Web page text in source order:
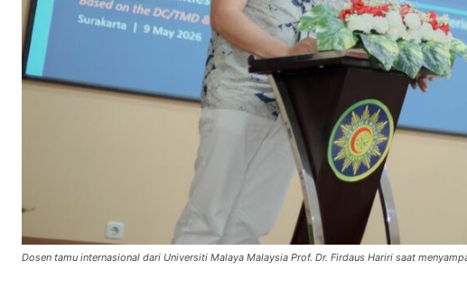
Dosen tamu internasional dari Universiti Malaya Malaysia Prof. Dr. Firdaus Hariri saat